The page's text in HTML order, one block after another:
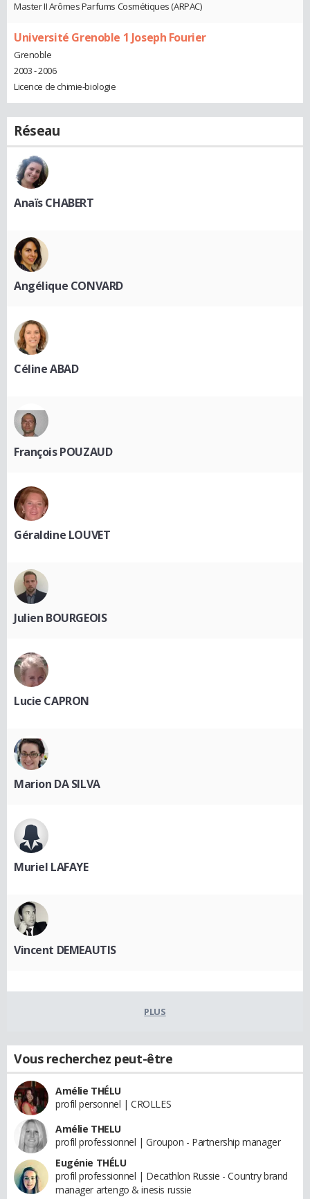
Master II Arômes Parfums Cosmétiques (ARPAC)
Université Grenoble 1 Joseph Fourier
Grenoble
2003 - 2006
Licence de chimie-biologie
Réseau
Anaïs CHABERT
Angélique CONVARD
Céline ABAD
François POUZAUD
Géraldine LOUVET
Julien BOURGEOIS
Lucie CAPRON
Marion DA SILVA
Muriel LAFAYE
Vincent DEMEAUTIS
PLUS
Vous recherchez peut-être
Amélie THÉLU
profil personnel | CROLLES
Amélie THELU
profil professionnel | Groupon - Partnership manager
Eugénie THÉLU
profil professionnel | Decathlon Russie - Country brand
manager artengo & inesis russie